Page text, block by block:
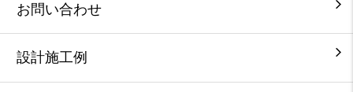
お問い合わせ
設計施工例